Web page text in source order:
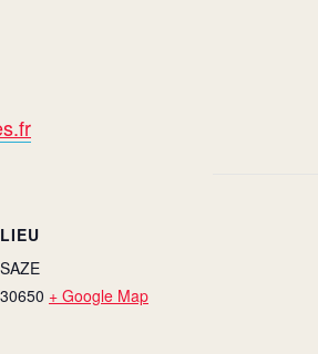
LIEU
SAZE
30650 + Google Map